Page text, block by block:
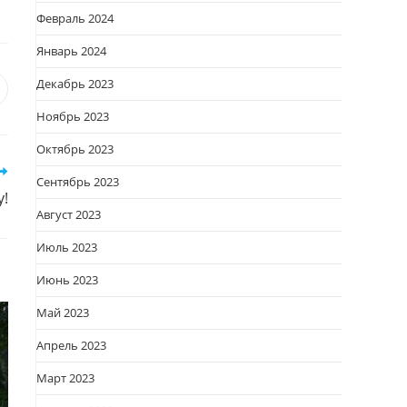
Февраль 2024
Январь 2024
Декабрь 2023
Ноябрь 2023
Октябрь 2023
Сентябрь 2023
Август 2023
Июль 2023
Июнь 2023
Май 2023
Апрель 2023
Март 2023